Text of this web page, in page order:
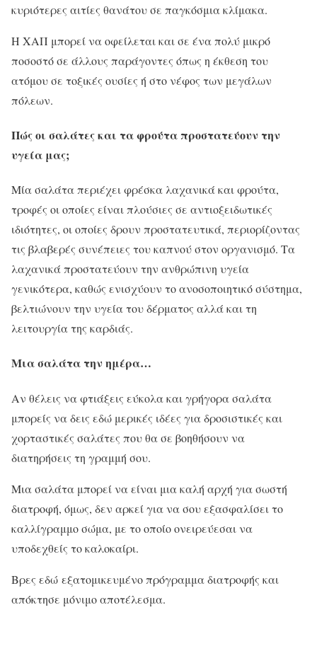
κυριότερες αιτίες θανάτου σε παγκόσμια κλίμακα.
Η ΧΑΠ μπορεί να οφείλεται και σε ένα πολύ μικρό
ποσοστό σε άλλους παράγοντες όπως η έκθεση του
ατόμου σε τοξικές ουσίες ή στο νέφος των μεγάλων
πόλεων.
Πώς οι σαλάτες και τα φρούτα προστατεύουν την
υγεία μας;
Μία σαλάτα περιέχει φρέσκα λαχανικά και φρούτα,
τροφές οι οποίες είναι πλούσιες σε αντιοξειδωτικές
ιδιότητες, οι οποίες δρουν προστατευτικά, περιορίζοντας
τις βλαβερές συνέπειες του καπνού στον οργανισμό. Τα
λαχανικά προστατεύουν την ανθρώπινη υγεία
γενικότερα, καθώς ενισχύουν το ανοσοποιητικό σύστημα,
βελτιώνουν την υγεία του δέρματος αλλά και τη
λειτουργία της καρδιάς.
Μια σαλάτα την ημέρα…
Αν θέλεις να φτιάξεις εύκολα και γρήγορα σαλάτα
μπορείς να δεις εδώ μερικές ιδέες για δροσιστικές και
χορταστικές σαλάτες που θα σε βοηθήσουν να
διατηρήσεις τη γραμμή σου.
Μια σαλάτα μπορεί να είναι μια καλή αρχή για σωστή
διατροφή, όμως, δεν αρκεί για να σου εξασφαλίσει το
καλλίγραμμο σώμα, με το οποίο ονειρεύεσαι να
υποδεχθείς το καλοκαίρι.
Βρες εδώ εξατομικευμένο πρόγραμμα διατροφής και
απόκτησε μόνιμο αποτέλεσμα.